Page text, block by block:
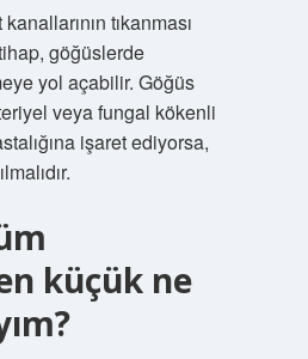
tıkanması
göğüslerde
yol açabilir. Göğüs
veya fungal kökenli
işaret ediyorsa,
küçük ne